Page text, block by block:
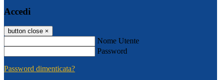
Accedi
button close ×
Nome Utente
Password
Password dimenticata?